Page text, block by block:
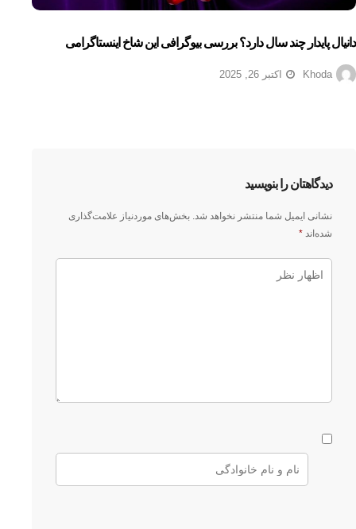
دانیال پایدار چند سال دارد؟ بررسی بیوگرافی این شاخ اینستاگرامی
Khoda اکتبر 26, 2025
دیدگاهتان را بنویسید
نشانی ایمیل شما منتشر نخواهد شد. بخش‌های موردنیاز علامت‌گذاری
شده‌اند *